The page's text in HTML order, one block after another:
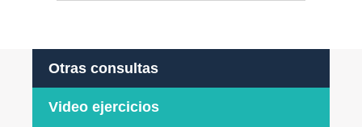
Otras consultas
Video ejercicios